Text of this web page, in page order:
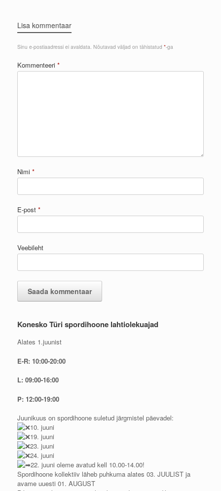
Lisa kommentaar
Sinu e-postiaadressi ei avaldata. Nõutavad väljad on tähistatud *-ga
Kommenteeri *
Nimi *
E-post *
Veebileht
Konesko Türi spordihoone lahtiolekuajad
Alates 1.juunist
E-R: 10:00-20:00
L: 09:00-16:00
P: 12:00-19:00
Juunikuus on spordihoone suletud järgmistel päevadel:
10. juuni
19. juuni
23. juuni
24. juuni
22. juuni oleme avatud kell 10.00-14.00!
Spordihoone kollektiiv läheb puhkuma alates 03. JUULIST ja
avame uuesti 01. AUGUST